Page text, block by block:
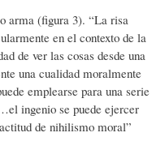
arma (figura 3). “La risa
en el contexto de la
de ver las cosas desde una
una cualidad moralmente
emplearse para una serie
ingenio se puede ejercer
de nihilismo moral”